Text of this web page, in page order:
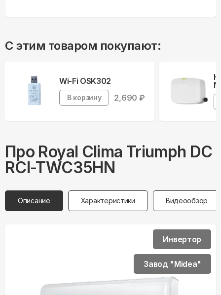
С этим товаром покупают:
Wi-Fi OSK302
В корзину 2,690 ₽
Про Royal Clima Triumph DC
RCI-TWC35HN
Описание Характеристики Видеообзор
Инвертор
Завод "Midea"